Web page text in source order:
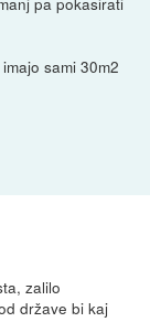
sami 30m2
zalilo
države bi kaj